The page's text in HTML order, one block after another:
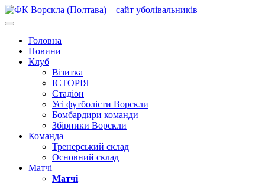
Головна
Новини
Клуб
Візитка
ІСТОРІЯ
Стадіон
Усі футболісти Ворскли
Бомбардири команди
Збірники Ворскли
Команда
Тренерський склад
Основний склад
Матчі
Матчі